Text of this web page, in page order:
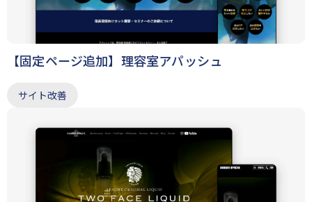
【固定ページ追加】理容室アパッシュ
サイト改善